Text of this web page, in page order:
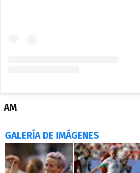
AM
GALERÍA DE IMÁGENES